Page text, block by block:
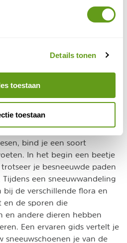
Details tonen
toestaan
toestaan
bind je een soort
In het begin een beetje
je besneeuwde paden
een sneeuwwandeling
de verschillende flora en
en de sporen die
en andere dieren hebben
Een ervaren gids vertelt je
sneeuwschoenen je van de